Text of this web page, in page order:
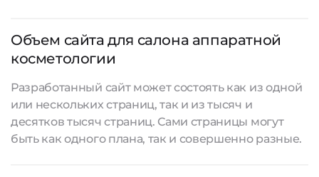
Объем сайта для салона аппаратной
косметологии
Разработанный сайтможет состоять как из одной
или нескольких страниц, так и из тысяч и
десятков тысяч страниц. Сами страницы могут
быть как одного плана, так и совершенно разные.